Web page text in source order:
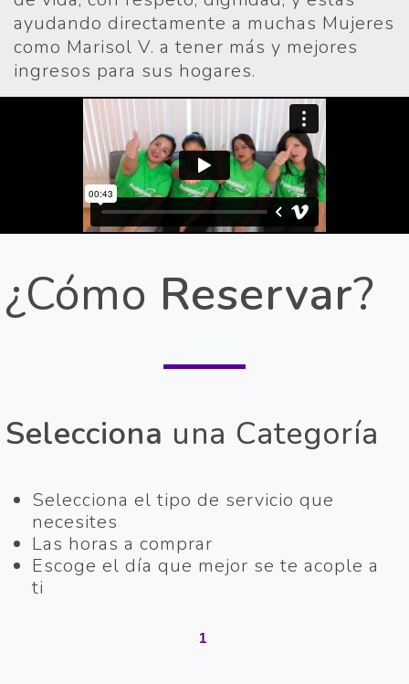
ayudando directamente a muchas Mujeres
como Marisol V. a tener más y mejores
ingresos para sus hogares.
¿Cómo Reservar?
Selecciona una Categoría
Selecciona el tipo de servicio que
necesites
Las horas a comprar
Escoge el día que mejor se te acople a
ti
1